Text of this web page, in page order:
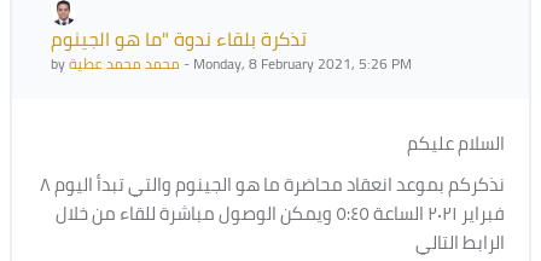
تذكرة بلقاء ندوة "ما هو الجينوم
byمحمد محمد عطية -Monday, 8 February 2021, 5:26 PM
Number of replies: 0
السلام عليكم
نذكركم بموعد انعقاد محاضرة ما هو الجينوم والتي تبدأ اليوم ٨
فبراير ٢٠٢١ الساعة ٥:٤٥ ويمكن الوصول مباشرة للقاء من خلال
الرابط التالي